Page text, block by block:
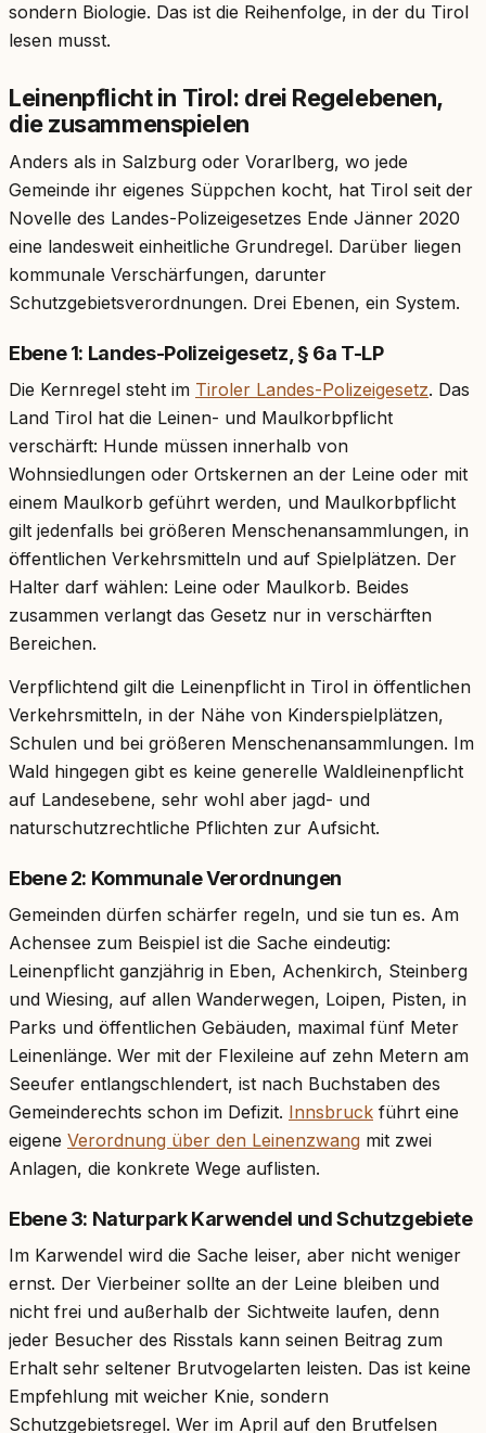
sondern Biologie. Das ist die Reihenfolge, in der du Tirol
lesen musst.
Leinenpflicht in Tirol: drei Regelebenen,
die zusammenspielen
Anders als in Salzburg oder Vorarlberg, wo jede
Gemeinde ihr eigenes Süppchen kocht, hat Tirol seit der
Novelle des Landes-Polizeigesetzes Ende Jänner 2020
eine landesweit einheitliche Grundregel. Darüber liegen
kommunale Verschärfungen, darunter
Schutzgebietsverordnungen. Drei Ebenen, ein System.
Ebene 1: Landes-Polizeigesetz, § 6a T-LP
Die Kernregel steht im Tiroler Landes-Polizeigesetz. Das
Land Tirol hat die Leinen- und Maulkorbpflicht
verschärft: Hunde müssen innerhalb von
Wohnsiedlungen oder Ortskernen an der Leine oder mit
einem Maulkorb geführt werden, und Maulkorbpflicht
gilt jedenfalls bei größeren Menschenansammlungen, in
öffentlichen Verkehrsmitteln und auf Spielplätzen. Der
Halter darf wählen: Leine oder Maulkorb. Beides
zusammen verlangt das Gesetz nur in verschärften
Bereichen.
Verpflichtend gilt die Leinenpflicht in Tirol in öffentlichen
Verkehrsmitteln, in der Nähe von Kinderspielplätzen,
Schulen und bei größeren Menschenansammlungen. Im
Wald hingegen gibt es keine generelle Waldleinenpflicht
auf Landesebene, sehr wohl aber jagd- und
naturschutzrechtliche Pflichten zur Aufsicht.
Ebene 2: Kommunale Verordnungen
Gemeinden dürfen schärfer regeln, und sie tun es. Am
Achensee zum Beispiel ist die Sache eindeutig:
Leinenpflicht ganzjährig in Eben, Achenkirch, Steinberg
und Wiesing, auf allen Wanderwegen, Loipen, Pisten, in
Parks und öffentlichen Gebäuden, maximal fünf Meter
Leinenlänge. Wer mit der Flexileine auf zehn Metern am
Seeufer entlangschlendert, ist nach Buchstaben des
Gemeinderechts schon im Defizit. Innsbruck führt eine
eigene Verordnung über den Leinenzwang mit zwei
Anlagen, die konkrete Wege auflisten.
Ebene 3: Naturpark Karwendel und Schutzgebiete
Im Karwendel wird die Sache leiser, aber nicht weniger
ernst. Der Vierbeiner sollte an der Leine bleiben und
nicht frei und außerhalb der Sichtweite laufen, denn
jeder Besucher des Risstals kann seinen Beitrag zum
Erhalt sehr seltener Brutvogelarten leisten. Das ist keine
Empfehlung mit weicher Knie, sondern
Schutzgebietsregel. Wer im April auf den Brutfelsen